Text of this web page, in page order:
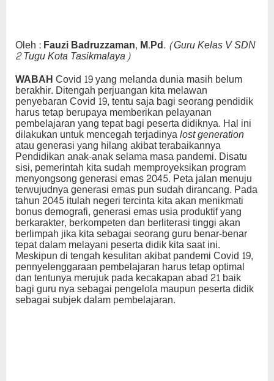
Oleh :Fauzi Badruzzaman, M.Pd. (Guru Kelas V SDN
2 Tugu Kota Tasikmalaya)
WABAHCovid 19 yang melanda dunia masih belum
berakhir. Ditengah perjuangan kita melawan
penyebaran Covid 19, tentu saja bagi seorang pendidik
harus tetap berupaya memberikan pelayanan
pembelajaran yang tepat bagi peserta didiknya. Hal ini
dilakukan untuk mencegah terjadinyalost generation
atau generasi yang hilang akibat terabaikannya
Pendidikan anak-anak selama masa pandemi. Disatu
sisi, pemerintah kita sudah memproyeksikan program
menyongsong generasi emas 2045. Peta jalan menuju
terwujudnya generasi emas pun sudah dirancang. Pada
tahun 2045 itulah negeri tercinta kita akan menikmati
bonus demografi, generasi emas usia produktif yang
berkarakter, berkompeten dan berliterasi tinggi akan
berlimpah jika kita sebagai seorang guru benar-benar
tepat dalam melayani peserta didik kita saat ini.
Meskipun di tengah kesulitan akibat pandemi Covid 19,
pennyelenggaraan pembelajaran harus tetap optimal
dan tentunya merujuk pada kecakapan abad 21 baik
bagi guru nya sebagai pengelola maupun peserta didik
sebagai subjek dalam pembelajaran.